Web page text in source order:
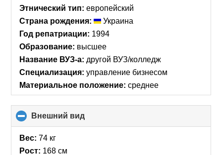
Этнический тип: европейский
Страна рождения:
Украина
Год репатриации: 1994
Образование: высшее
Название ВУЗ-а: другой ВУЗ/колледж
Специализация: управление бизнесом
Материальное положение: среднее
Внешний вид
to
Вес: 74 кг
Рост: 168 см